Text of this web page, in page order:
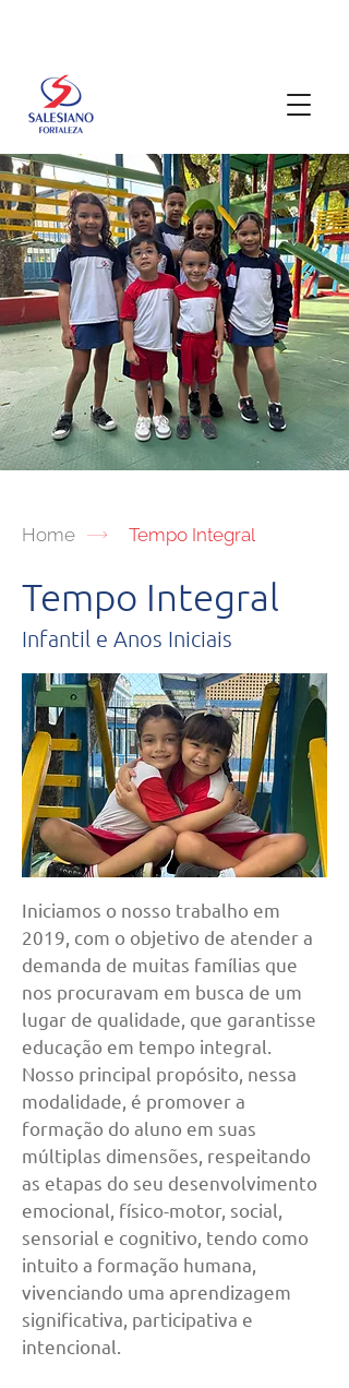
Home Tempo Integral
Tempo Integral
Infantil e Anos Iniciais
Iniciamos o nosso trabalho em
2019, com o objetivo de atender a
demanda de muitas famílias que
nos procuravam em busca de um
lugar de qualidade, que garantisse
educação em tempo integral.
Nosso principal propósito, nessa
modalidade, é promover a
formação do aluno em suas
múltiplas dimensões, respeitando
as etapas do seu desenvolvimento
emocional, físico-motor, social,
sensorial e cognitivo, tendo como
intuito a formação humana,
vivenciando uma aprendizagem
significativa, participativa e
intencional.